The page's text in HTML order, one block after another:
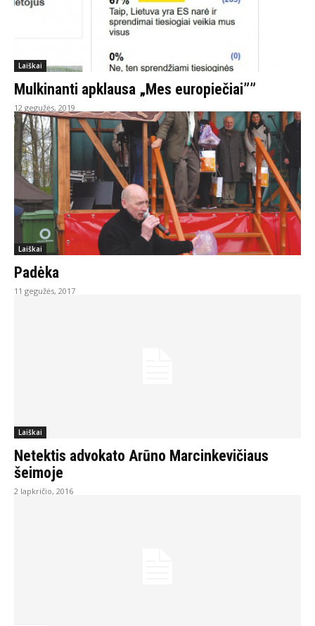
Laiškai
Mulkinanti apklausa „Mes europiečiai””
12 gegužės, 2019
Laiškai
Padėka
11 gegužės, 2017
Laiškai
Netektis advokato Arūno Marcinkevičiaus
šeimoje
2 lapkričio, 2016